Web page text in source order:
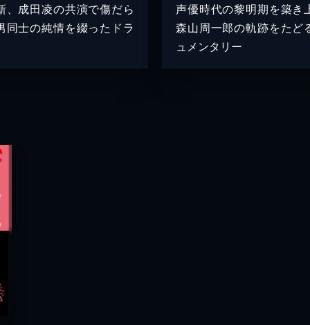
、成田凌の共演で傷だら
同士の純情を綴ったドラ
声優時代の黎明期を築き
森山周一郎の軌跡をたど
ュメンタリー